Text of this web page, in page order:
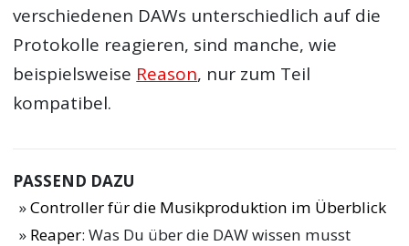
verschiedenen DAWs unterschiedlich auf die
Protokolle reagieren, sind manche, wie
beispielsweise Reason, nur zum Teil
kompatibel.
PASSEND DAZU
Controller für die Musikproduktion im Überblick
Reaper: Was Du über die DAW wissen musst